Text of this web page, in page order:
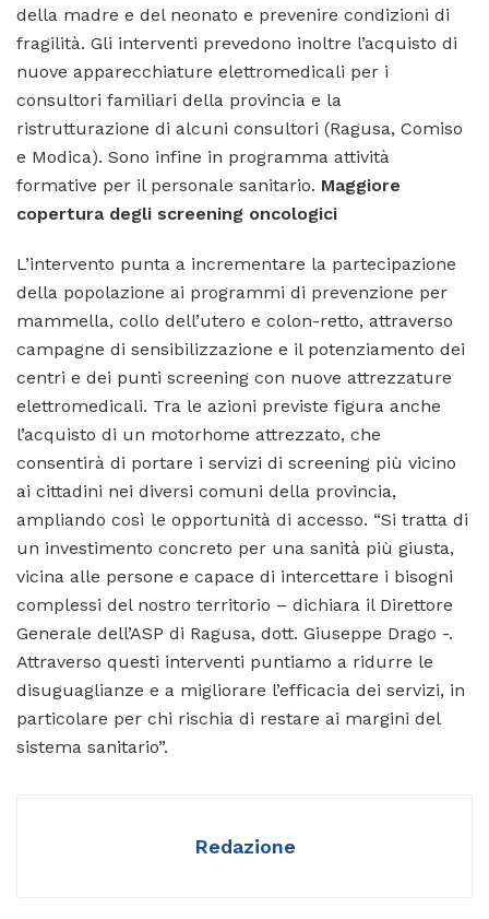
della madre e del neonato e prevenire condizioni di
fragilità. Gli interventi prevedono inoltre l’acquisto di
nuove apparecchiature elettromedicali per i
consultori familiari della provincia e la
ristrutturazione di alcuni consultori (Ragusa, Comiso
e Modica). Sono infine in programma attività
formative per il personale sanitario. Maggiore
copertura degli screening oncologici
L’intervento punta a incrementare la partecipazione
della popolazione ai programmi di prevenzione per
mammella, collo dell’utero e colon-retto, attraverso
campagne di sensibilizzazione e il potenziamento dei
centri e dei punti screening con nuove attrezzature
elettromedicali. Tra le azioni previste figura anche
l’acquisto di un motorhome attrezzato, che
consentirà di portare i servizi di screening più vicino
ai cittadini nei diversi comuni della provincia,
ampliando così le opportunità di accesso. “Si tratta di
un investimento concreto per una sanità più giusta,
vicina alle persone e capace di intercettare i bisogni
complessi del nostro territorio – dichiara il Direttore
Generale dell’ASP di Ragusa, dott. Giuseppe Drago -.
Attraverso questi interventi puntiamo a ridurre le
disuguaglianze e a migliorare l’efficacia dei servizi, in
particolare per chi rischia di restare ai margini del
sistema sanitario”.
Redazione